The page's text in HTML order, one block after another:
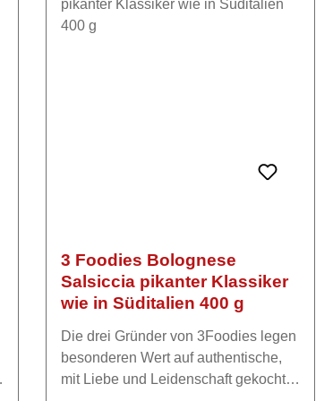
3 Foodies Bolognese
Salsiccia pikanter Klassiker
wie in Süditalien 400 g
Die drei Gründer von 3Foodies legen
besonderen Wert auf authentische,
mit Liebe und Leidenschaft gekochte